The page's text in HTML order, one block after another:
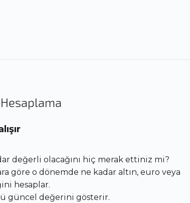
değerli olacağını hiç merak ettiniz mi?
göre o dönemde ne kadar altın, euro veya
hesaplar.
güncel değerini gösterir.